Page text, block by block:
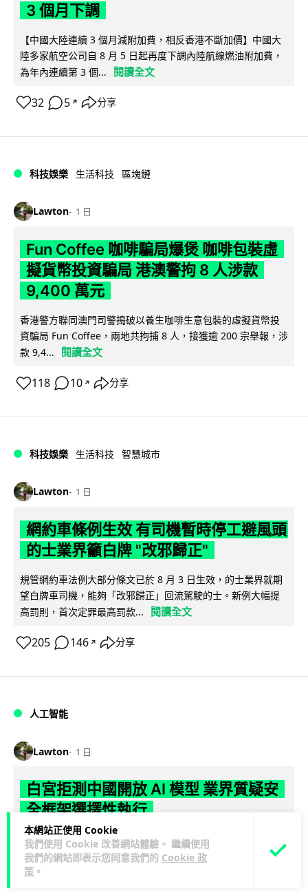
本網站正使用 Cookie
我們使用 Cookie 改善網站體驗。 繼續使用
我們的網站即表示您同意我們的 Cookie 政
策 。
3 個月下調
【中國大陸連續 3 個月減附加費，相反香港不斷加價】中國大
陸多家航空公司自 8 月 5 日起再度下調內陸航線燃油附加費，
為年內連續第 3 個...
閱讀全文
32 5 ↗ 分享
科技娛樂 生活科技 區塊鏈
Lawton 1 日
Fun Coffee 咖啡騙局爆煲 咖啡包裝虛
擬貨幣投資騙局 港澳警拘 8 人涉款
9,400 萬元
香港警方聯同澳門司警搗破以養生咖啡生意包裝的虛擬貨幣投
資騙局 Fun Coffee，兩地共拘捕 8 人，接獲逾 200 宗舉報，涉
款 9,4...
閱讀全文
118 10 ↗ 分享
科技娛樂 生活科技 智慧城市
Lawton 1 日
網約車條例生效 有司機暫時停工避風頭
的士業界籲白牌 "改邪歸正"
規管網約車法例大部分條文已於 8 月 3 日生效，的士業界就期
望白牌車司機，能夠「改邪歸正」回流駕駛的士。新例大幅提
高罰則，首次定罪最高罰款...
閱讀全文
205 146 ↗ 分享
人工智能
Lawton 1 日
白宮拒測中國開放 AI 模型 業界質疑安
全框架選擇性執行
彭博社報道，白宮通知美國頂尖 AI 公司，中國開發的開放權重
模型將不納入特朗普政府新 AI 安全框架的測試範圍。美國業界
則聯署呼籲政府不要限...